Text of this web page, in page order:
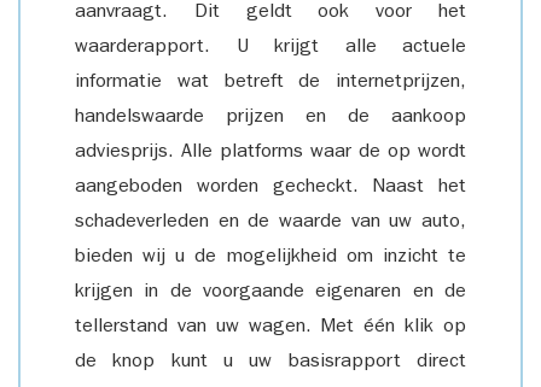
aanvraagt. Dit geldt ook voor het
waarderapport. U krijgt alle actuele
informatie wat betreft de internetprijzen,
handelswaarde prijzen en de aankoop
adviesprijs. Alle platforms waar de op wordt
aangeboden worden gecheckt. Naast het
schadeverleden en de waarde van uw auto,
bieden wij u de mogelijkheid om inzicht te
krijgen in de voorgaande eigenaren en de
tellerstand van uw wagen. Met één klik op
de knop kunt u uw basisrapport direct